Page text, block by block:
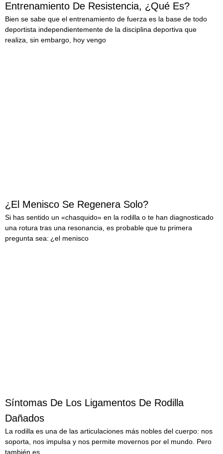
Entrenamiento De Resistencia, ¿qué Es?
Bien se sabe que el entrenamiento de fuerza es la base de todo
deportista independientemente de la disciplina deportiva que
realiza, sin embargo, hoy vengo
¿El Menisco Se Regenera Solo?
Si has sentido un «chasquido» en la rodilla o te han diagnosticado
una rotura tras una resonancia, es probable que tu primera
pregunta sea: ¿el menisco
Síntomas De Los Ligamentos De Rodilla
Dañados
La rodilla es una de las articulaciones más nobles del cuerpo: nos
soporta, nos impulsa y nos permite movernos por el mundo. Pero
también es